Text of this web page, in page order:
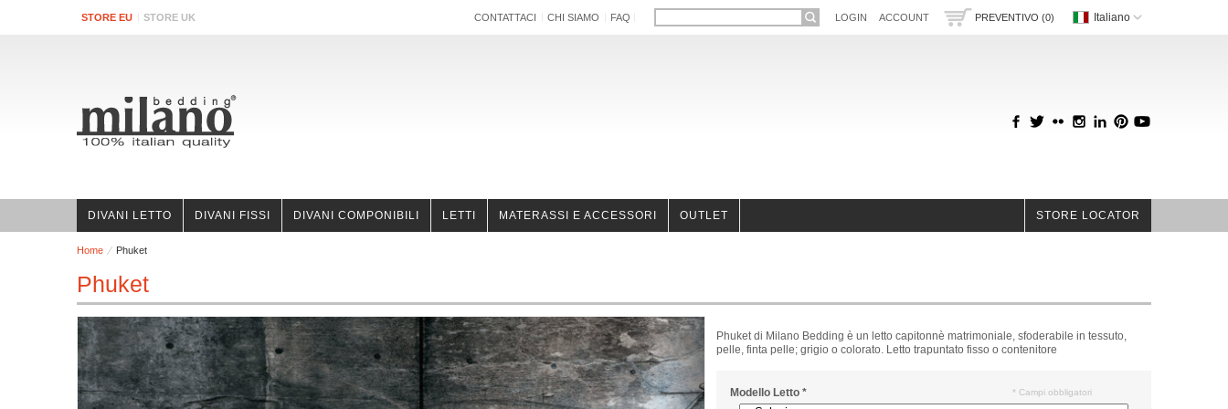
STORE EU STORE UK Italiano
PREVENTIVO (0)
LOGIN ACCOUNT
CONTATTACI CHI SIAMO FAQ
DIVANI LETTO DIVANI FISSI DIVANI COMPONIBILI LETTI MATERASSI E ACCESSORI OUTLET STORE LOCATOR
Home Phuket
Phuket
Phuket di Milano Bedding è un letto capitonnè matrimoniale, sfoderabile in tessuto,
pelle, finta pelle; grigio o colorato. Letto trapuntato fisso o contenitore
Modello Letto* * Campi obbligatori